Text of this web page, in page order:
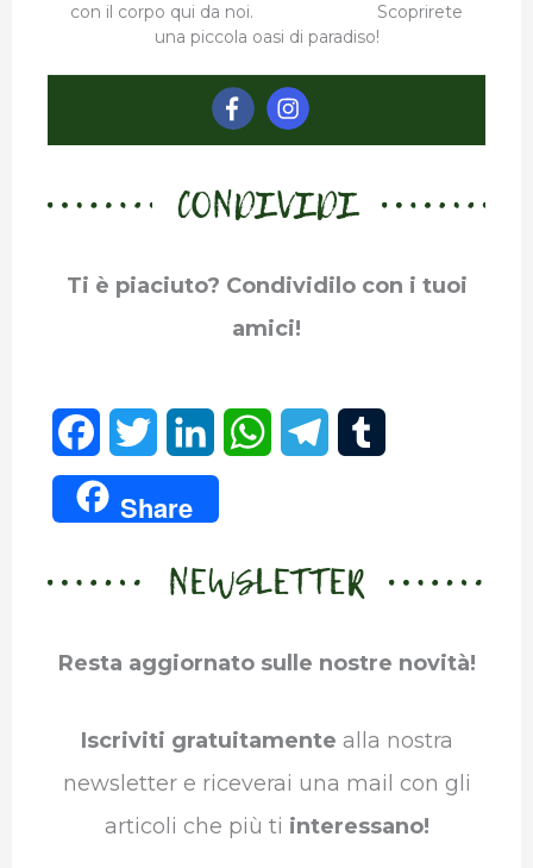
con il corpo qui da noi. Scoprirete
una piccola oasi di paradiso!
CONDIVIDI
Ti è piaciuto? Condividilo con i tuoi
amici!
a
c
e
o
w
i
e
i
n
k
d
W
t
A
e
r
b
r
Share
NEWSLETTER
Resta aggiornato sulle nostre novità!
Iscriviti gratuitamente alla nostra
newsletter e riceverai una mail con gli
articoli che più ti interessano!